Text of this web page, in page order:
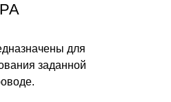
для
заданной